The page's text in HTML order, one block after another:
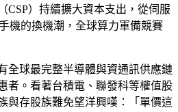
CSP）持續擴大資本支出，從伺服
機的換機潮，全球算力軍備競賽
全球最完整半導體與資通訊供應鏈
者。看著台積電、聯發科等權值股
與存股族難免望洋興嘆：「單價這